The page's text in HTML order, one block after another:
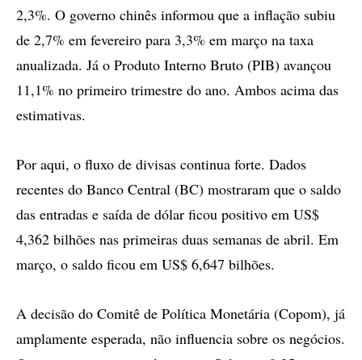
2,3%. O governo chinês informou que a inflação subiu
de 2,7% em fevereiro para 3,3% em março na taxa
anualizada. Já o Produto Interno Bruto (PIB) avançou
11,1% no primeiro trimestre do ano. Ambos acima das
estimativas.
Por aqui, o fluxo de divisas continua forte. Dados
recentes do Banco Central (BC) mostraram que o saldo
das entradas e saída de dólar ficou positivo em US$
4,362 bilhões nas primeiras duas semanas de abril. Em
março, o saldo ficou em US$ 6,647 bilhões.
A decisão do Comitê de Política Monetária (Copom), já
amplamente esperada, não influencia sobre os negócios.